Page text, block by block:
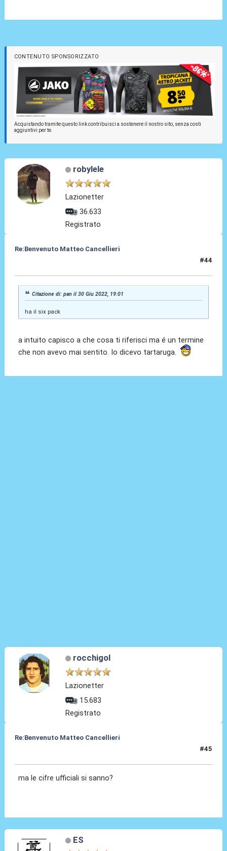
CONTENUTO SPONSORIZZATO
Acquistando tramite questo link contribuisci a sostenere il nostro sito, senza costi
aggiuntivi per te.
robylele
Lazionetter
36.633
Registrato
Re:Benvenuto Matteo Cancellieri
#44
Citazione di: pan il 30 Giu 2022, 19:01
ha il six pack
a intuito capisco a che cosa ti riferisci ma é un termine
che non avevo mai sentito. Io dicevo tartaruga.
rocchigol
Lazionetter
15.683
Registrato
Re:Benvenuto Matteo Cancellieri
#45
ma le cifre ufficiali si sanno?
ES